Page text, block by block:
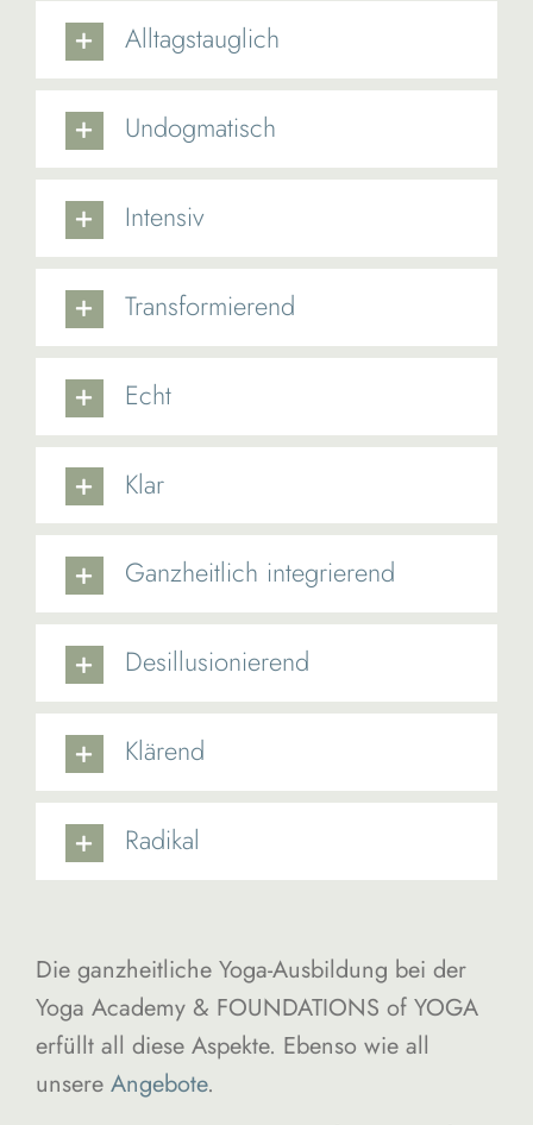
Alltagstauglich
Undogmatisch
Intensiv
Transformierend
Echt
Klar
Ganzheitlich integrierend
Desillusionierend
Klärend
Radikal
Die ganzheitliche Yoga-Ausbildung bei der
Yoga Academy & FOUNDATIONS of YOGA
erfüllt all diese Aspekte. Ebenso wie all
unsere Angebote.